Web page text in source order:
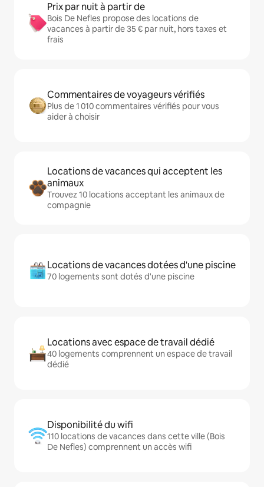
Prix par nuit à partir de
Bois De Nefles propose des locations de
vacances à partir de 35 € par nuit, hors taxes et
frais
Commentaires de voyageurs vérifiés
Plus de 1 010 commentaires vérifiés pour vous
aider à choisir
Locations de vacances qui acceptent les
animaux
Trouvez 10 locations acceptant les animaux de
compagnie
Locations de vacances dotées d'une piscine
70 logements sont dotés d'une piscine
Locations avec espace de travail dédié
40 logements comprennent un espace de travail
dédié
Disponibilité du wifi
110 locations de vacances dans cette ville (Bois
De Nefles) comprennent un accès wifi